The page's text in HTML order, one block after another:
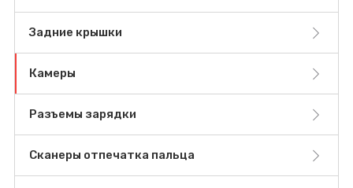
Задние крышки
Камеры
Разъемы зарядки
Сканеры отпечатка пальца